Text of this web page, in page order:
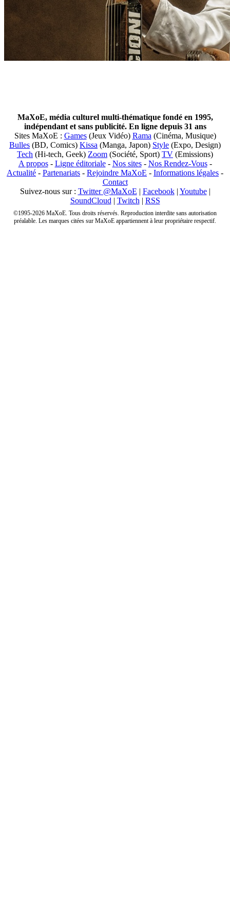
MaXoE, média culturel multi-thématique fondé en 1995,
indépendant et sans publicité. En ligne depuis 31 ans
Sites MaXoE : Games(Jeux Vidéo) Rama (Cinéma, Musique)
Bulles (BD, Comics) Kissa (Manga, Japon) Style (Expo, Design)
Tech (Hi-tech, Geek) Zoom (Société, Sport) TV (Emissions)
A propos- Ligne éditoriale- Nos sites- Nos Rendez-Vous-
Actualité - Partenariats - Rejoindre MaXoE - Informations légales -
Contact
Suivez-nous sur : Twitter @MaXoE | Facebook| Youtube|
SoundCloud | Twitch | RSS
©1995-2026 MaXoE. Tous droits réservés. Reproduction interdite sans autorisation
préalable. Les marques citées sur MaXoE appartiennent à leur propriétaire respectif.